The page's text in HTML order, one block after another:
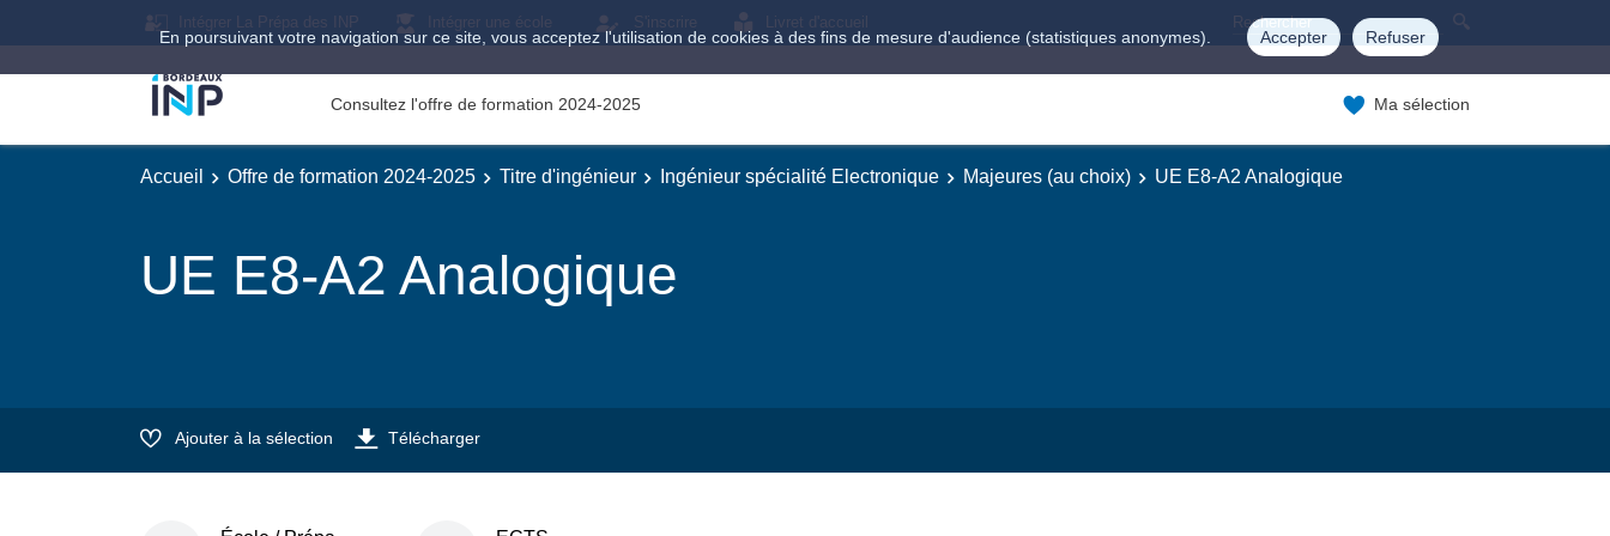
En poursuivant votre navigation sur ce site, vous acceptez l'utilisation de cookies à des fins de mesure d'audience (statistiques anonymes). Accepter Refuser
Intégrer La Prépa des INP Intégrer une école S'inscrire Livret d'accueil
Consultez l'offre de formation 2024-2025 Ma sélection
Accueil Offre de formation 2024-2025 Titre d'ingénieur Ingénieur spécialité Electronique Majeures (au choix) UE E8-A2 Analogique
UE E8-A2 Analogique
Ajouter à la sélection Télécharger